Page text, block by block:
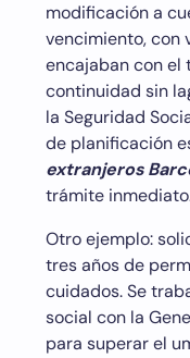
modificación a
vencimiento, con
encajaban con el
continuidad sin
la Seguridad
de planificación
extranjeros
trámite
Otro ejemplo:
tres años de
cuidados. Se
social con la
para superar el